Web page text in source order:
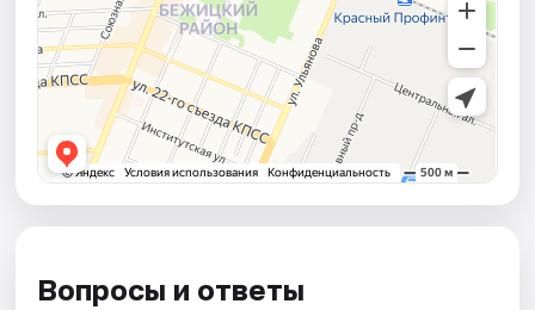
Вопросы и ответы